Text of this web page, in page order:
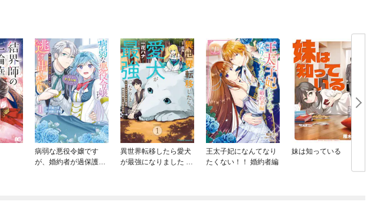
病弱な悪役令嬢です
が、婚約者が過保護す
異世界転移したら愛犬
が最強になりました ～
王太子妃になんてなり
たくない！！ 婚約者編
妹は知っている